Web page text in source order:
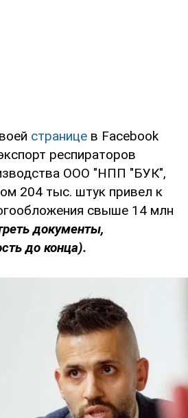
странице в Facebook
респираторов
ООО "НПП "БУК",
204 тыс. штук привел к
свыше 14 млн
документы,
до конца).